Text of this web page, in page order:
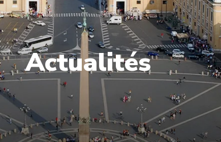
Actualités